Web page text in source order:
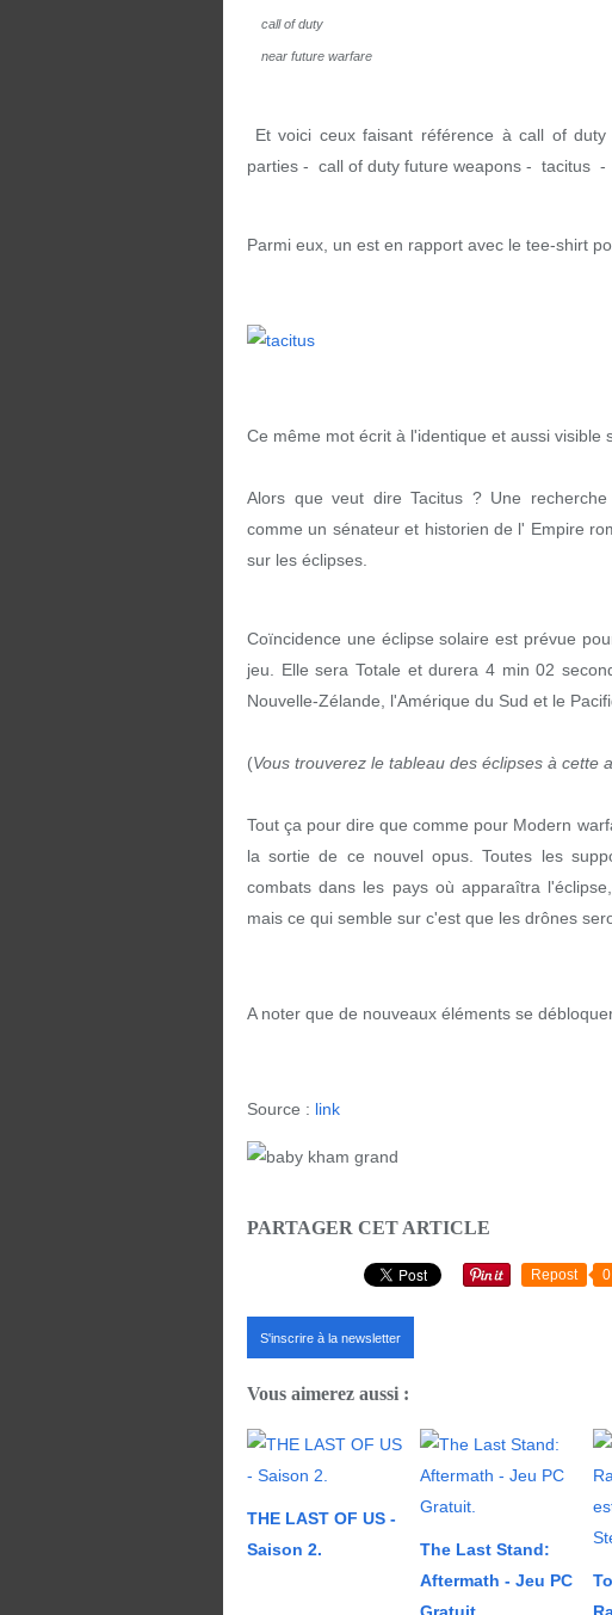
call of duty
near future warfare
Et voici ceux faisant référence à call of
parties - call of duty future weapons - tacitus -
Parmi eux, un est en rapport avec le tee-shirt
Ce même mot écrit à l'identique et aussi visible
Alors que veut dire Tacitus ? Une
comme un sénateur et historien de l' Empire
sur les éclipses.
Coïncidence une éclipse solaire est prévue
jeu. Elle sera Totale et durera 4 min 02
Nouvelle-Zélande, l'Amérique du Sud et le
(Vous trouverez le tableau des éclipses à cette
Tout ça pour dire que comme pour Modern
la sortie de ce nouvel opus. Toutes les
combats dans les pays où apparaîtra
mais ce qui semble sur c'est que les drônes
A noter que de nouveaux éléments se
Source : link
PARTAGER CET ARTICLE
Repost 0
S'inscrire à la newsletter
Vous aimerez aussi :
THE LAST OF US -
Saison 2.
The Last Stand:
Aftermath - Jeu PC